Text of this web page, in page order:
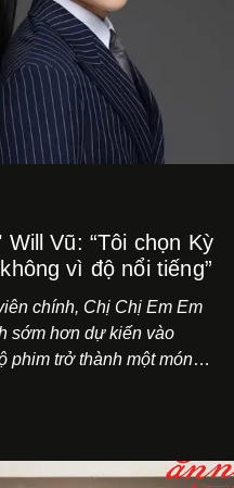
Will Vũ: “Tôi chọn Kỳ
vì độ nổi tiếng”
chính, Chị Chị Em Em
sớm hơn dự kiến vào
phim trở thành một món